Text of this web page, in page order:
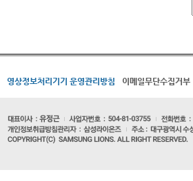
영상정보처리기기 운영관리방침 이메일무단수집거부